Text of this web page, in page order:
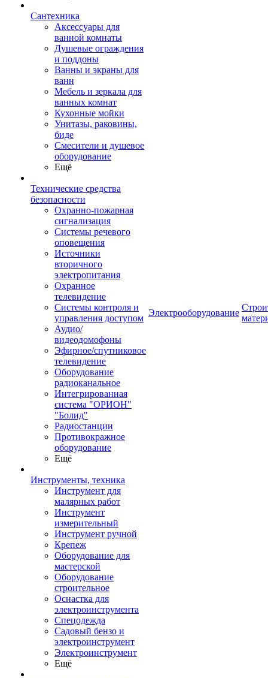
Сантехника
Аксессуары для
ванной комнаты
Душевые ограждения
и поддоны
Ванны и экраны для
ванн
Мебель и зеркала для
ванных комнат
Кухонные мойки
Унитазы, раковины,
биде
Смесители и душевое
оборудование
Ещё
Технические средства
безопасности
Охранно-пожарная
сигнализация
Системы речевого
оповещения
Источники
вторичного
электропитания
Охранное
телевидение
Системы контроля и
управления доступом
Аудио/
видеодомофоны
Эфирное/спутниковое
телевидение
Оборудование
радиоканальное
Интегрированная
система "ОРИОН"
"Болид"
Радиостанции
Противокражное
оборудование
Ещё
Инструменты, техника
Инструмент для
малярных работ
Инструмент
измерительный
Инструмент ручной
Крепеж
Оборудование для
мастерской
Оборудование
строительное
Оснастка для
электроинструмента
Спецодежда
Садовый бензо и
электроинструмент
Электроинструмент
Ещё
Электрооборудование